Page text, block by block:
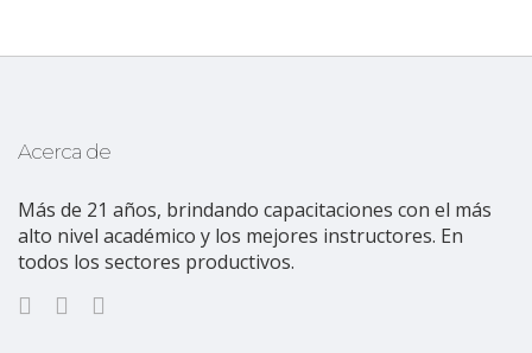
Acerca de
Más de 21 años, brindando capacitaciones con el más
alto nivel académico y los mejores instructores. En
todos los sectores productivos.